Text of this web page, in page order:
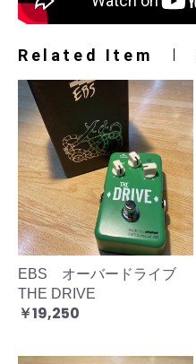
Related Item
EBS オーバードライブ
THE DRIVE
￥19,250